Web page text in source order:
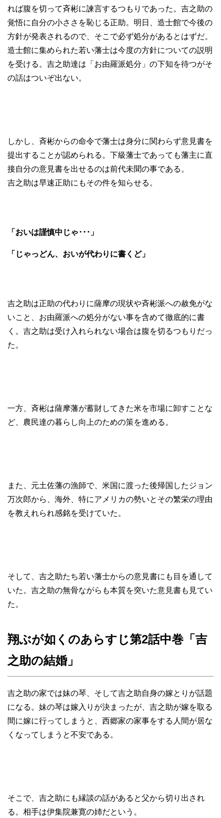
れば腹を切って斉彬に諫言するつもりであった。吉之助の
覚悟に自分の小ささを恥じる正助。明日、造士館で今後の
方針が発表されるので、そこで必ず処分があるとはずだ。
造士館に集められた若い藩士は今度の方針についての説明
を受ける。吉之助達は「お由羅派処分」の下知を待つがそ
の話はついぞ出ない。
しかし、斉彬からの命令で藩士は身分に関わらず意見書を
提出することが認められる。下級藩士であっても藩主に直
接自分の意見書を出せるのは前代未聞の事である。
吉之助は早速正助にもその件を知らせる。
「おいは謹慎中じゃ･･･」
「じゃっどん、おいが代わりに書くど」
吉之助は正助の代わりに薩摩の現状や斉彬派への赦免がな
いこと、お由羅派への処分がない事を含めて徹底的に書
く。吉之助は受け入れられない場合は腹を切るつもりだっ
た。
一方、斉彬は薩摩藩が蓄財してきた米を市場に卸すことな
ど、農民達の暮らし向上のための策を進める。
また、元土佐藩の漁師で、米国に渡った後帰国したジョン
万次郎から、海外、特にアメリカの勢いとその繁栄の理由
を教えれられ感銘を受けていた。
そして、吉之助たち若い藩士からの意見書にも目を通して
いた。吉之助の無骨ながらも本質を突いた意見書も見てい
た。
翔ぶが如くのあらすじ第2話中巻「吉
之助の結婚」
吉之助の家では妹の琴、そして吉之助自身の嫁とりが話題
になる。妹の琴は嫁入りが決まったが、吉之助が嫁を取る
間に嫁に行ってしまうと、西郷家の家事をする人間が居な
くなってしまうと不安である。
そこで、吉之助にも縁談の話があると父から切り出され
る。相手は伊集院兼寛の姉だという。